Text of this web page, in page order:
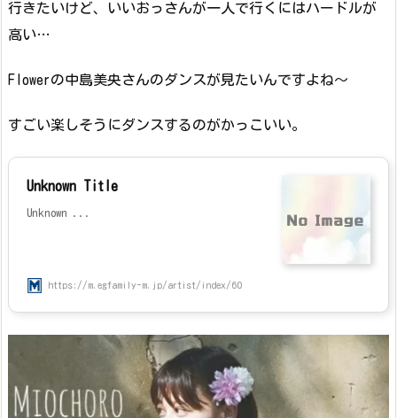
行きたいけど、いいおっさんが一人で行くにはハードルが
高い…
Flowerの中島美央さんのダンスが見たいんですよね～
すごい楽しそうにダンスするのがかっこいい。
Unknown Title
Unknown ...
https://m.egfamily-m.jp/artist/index/60